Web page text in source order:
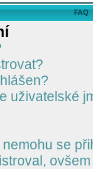
FAQ
uživatelské
se